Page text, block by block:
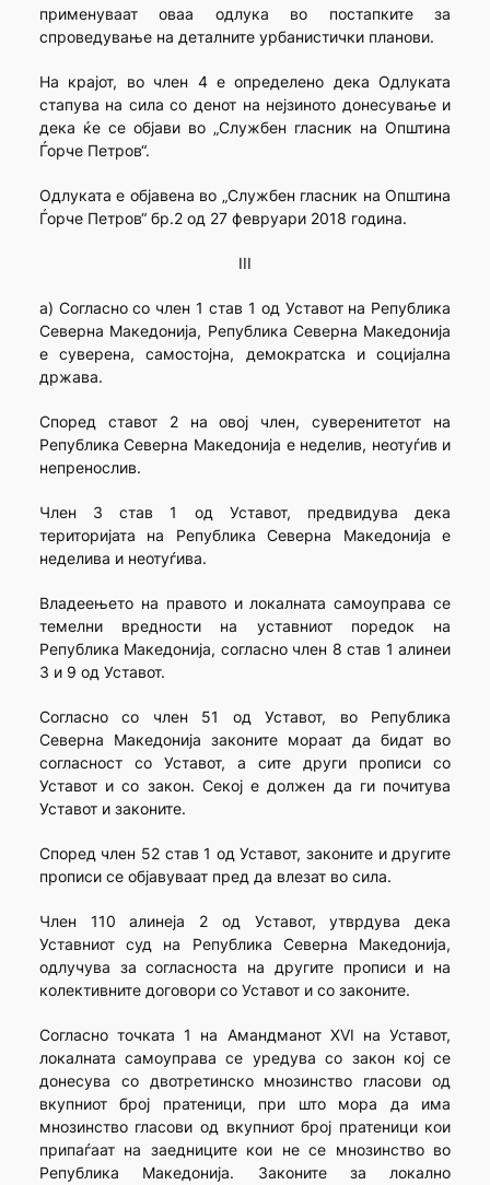
применуваат оваа одлука во постапките за
спроведување на деталните урбанистички планови.
На крајот, во член 4 е определено дека Одлуката
стапува на сила со денот на нејзиното донесување и
дека ќе се објави во „Службен гласник на Општина
Ѓорче Петров“.
Одлуката е објавена во „Службен гласник на Општина
Ѓорче Петров“ бр.2 од 27 февруари 2018 година.
III
a) Согласно со член 1 став 1 од Уставот на Република
Северна Македонија, Република Северна Македонија
е суверена, самостојна, демократска и социјална
држава.
Според ставот 2 на овој член, суверенитетот на
Република Северна Македонија е неделив, неотуѓив и
непренослив.
Член 3 став 1 од Уставот, предвидува дека
територијата на Република Северна Македонија е
неделива и неотуѓива.
Владеењето на правото и локалната самоуправа се
темелни вредности на уставниот поредок на
Република Македонија, согласно член 8 став 1 алинеи
3 и 9 од Уставот.
Согласно со член 51 од Уставот, во Република
Северна Македонија законите мораат да бидат во
согласност со Уставот, а сите други прописи со
Уставот и со закон. Секој е должен да ги почитува
Уставот и законите.
Според член 52 став 1 од Уставот, законите и другите
прописи се објавуваат пред да влезат во сила.
Член 110 алинеја 2 од Уставот, утврдува дека
Уставниот суд на Република Северна Македонија,
одлучува за согласноста на другите прописи и на
колективните договори со Уставот и со законите.
Согласно точката 1 на Амандманот XVI на Уставот,
локалната самоуправа се уредува со закон кој се
донесува со двотретинско мнозинство гласови од
вкупниот број пратеници, при што мора да има
мнозинство гласови од вкупниот број пратеници кои
припаѓаат на заедниците кои не се мнозинство во
Република Македонија. Законите за локално